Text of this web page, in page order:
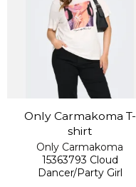
Only Carmakoma T-
shirt
Only Carmakoma
15363793 Cloud
Dancer/Party Girl